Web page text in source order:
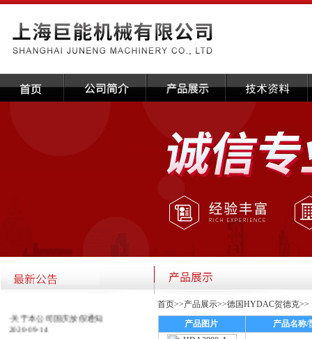
·关于本公司国庆放假通知
2020-09-14
首页>>产品展示>>德国HYDAC贺德克>>
产品图片
产品名称/